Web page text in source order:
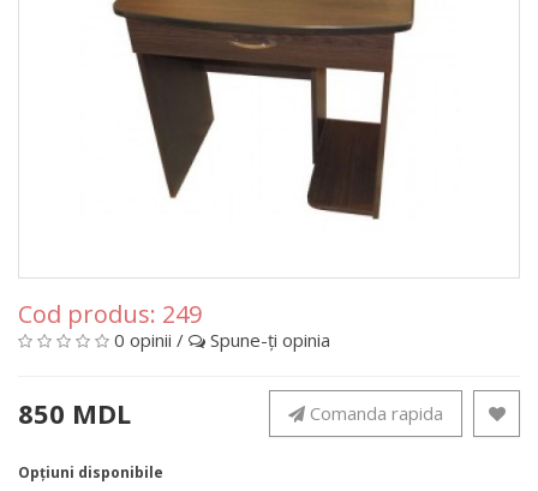
Cod produs: 249
0 opinii / Spune-ţi opinia
850 MDL Comanda rapida
Opţiuni disponibile